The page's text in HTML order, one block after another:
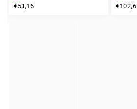
€53,16
INSTAGRAM